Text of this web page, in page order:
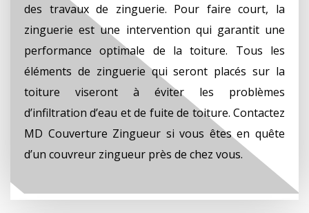
des travaux de zinguerie. Pour faire court, la
zinguerie est une intervention qui garantit une
performance optimale de la toiture. Tous les
éléments de zinguerie qui seront placés sur la
toiture viseront à éviter les problèmes
d’infiltration d’eau et de fuite de toiture. Contactez
MD Couverture Zingueur si vous êtes en quête
d’un couvreur zingueur près de chez vous.